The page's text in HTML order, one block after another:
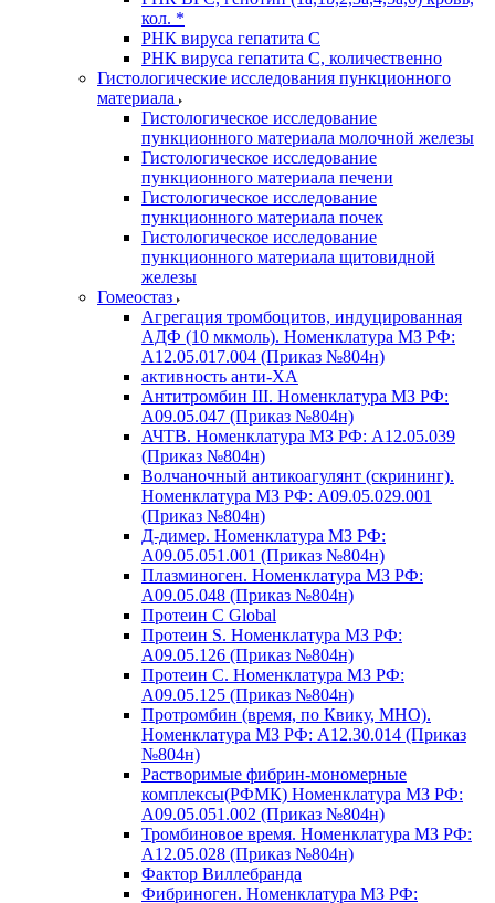
кол. *
РНК вируса гепатита C
РНК вируса гепатита C, количественно
Гистологические исследования пункционного
материала
Гистологическое исследование
пункционного материала молочной железы
Гистологическое исследование
пункционного материала печени
Гистологическое исследование
пункционного материала почек
Гистологическое исследование
пункционного материала щитовидной
железы
Гомеостаз
Агрегация тромбоцитов, индуцированная
АДФ (10 мкмоль). Номенклатура МЗ РФ:
A12.05.017.004 (Приказ №804н)
активность анти-ХА
Антитромбин III. Номенклатура МЗ РФ:
A09.05.047 (Приказ №804н)
АЧТВ. Номенклатура МЗ РФ: A12.05.039
(Приказ №804н)
Волчаночный антикоагулянт (скрининг).
Номенклатура МЗ РФ: A09.05.029.001
(Приказ №804н)
Д-димер. Номенклатура МЗ РФ:
A09.05.051.001 (Приказ №804н)
Плазминоген. Номенклатура МЗ РФ:
A09.05.048 (Приказ №804н)
Протеин C Global
Протеин S. Номенклатура МЗ РФ:
A09.05.126 (Приказ №804н)
Протеин С. Номенклатура МЗ РФ:
A09.05.125 (Приказ №804н)
Протромбин (время, по Квику, МНО).
Номенклатура МЗ РФ: A12.30.014 (Приказ
№804н)
Растворимые фибрин-мономерные
комплексы(РФМК) Номенклатура МЗ РФ:
A09.05.051.002 (Приказ №804н)
Тромбиновое время. Номенклатура МЗ РФ:
A12.05.028 (Приказ №804н)
Фактор Виллебранда
Фибриноген. Номенклатура МЗ РФ: